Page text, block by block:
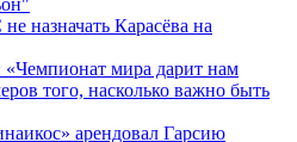
назначать Карасёва на
«Чемпионат мира дарит нам
того, насколько важно быть
арендовал Гарсию